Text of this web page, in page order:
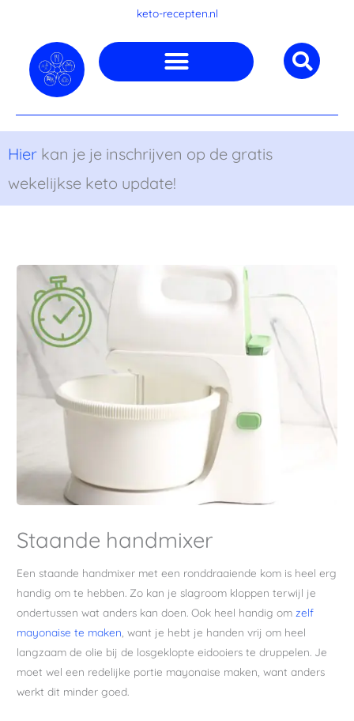
inhoud
keto-recepten.nl
Hier kan je je inschrijven op de gratis
wekelijkse keto update!
Staande handmixer
Een staande handmixer met een ronddraaiende kom is heel erg
handig om te hebben. Zo kan je slagroom kloppen terwijl je
ondertussen wat anders kan doen. Ook heel handig om zelf
mayonaise te maken , want je hebt je handen vrij om heel
langzaam de olie bij de losgeklopte eidooiers te druppelen. Je
moet wel een redelijke portie mayonaise maken, want anders
werkt dit minder goed.